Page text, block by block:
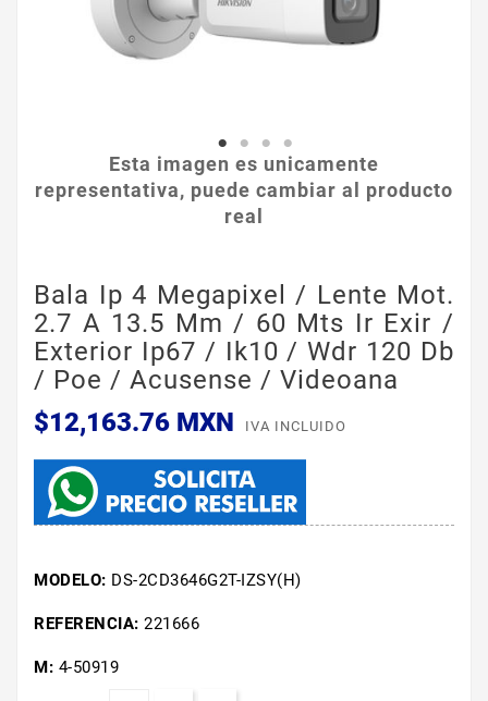
Esta imagen es unicamente
representativa, puede cambiar al producto
real
Bala Ip 4 Megapixel / Lente Mot.
2.7 A 13.5 Mm / 60 Mts Ir Exir /
Exterior Ip67 / Ik10 / Wdr 120 Db
/ Poe / Acusense / Videoana
$12,163.76 MXN
IVA INCLUIDO
MODELO: DS-2CD3646G2T-IZSY(H)
REFERENCIA: 221666
M: 4-50919